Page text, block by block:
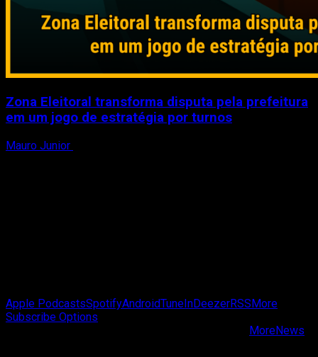
Zona Eleitoral transforma disputa pela prefeitura
em um jogo de estratégia por turnos
Mauro Junior
Apple PodcastsSpotifyAndroidTuneInDeezerRSSMore
Subscribe Options
MoreNews